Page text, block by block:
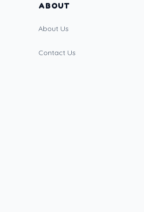
ABOUT
About Us
Contact Us